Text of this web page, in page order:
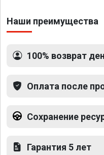
Наши преимущества
100% возврат
Оплата после
Сохранение
Гарантия 5 лет